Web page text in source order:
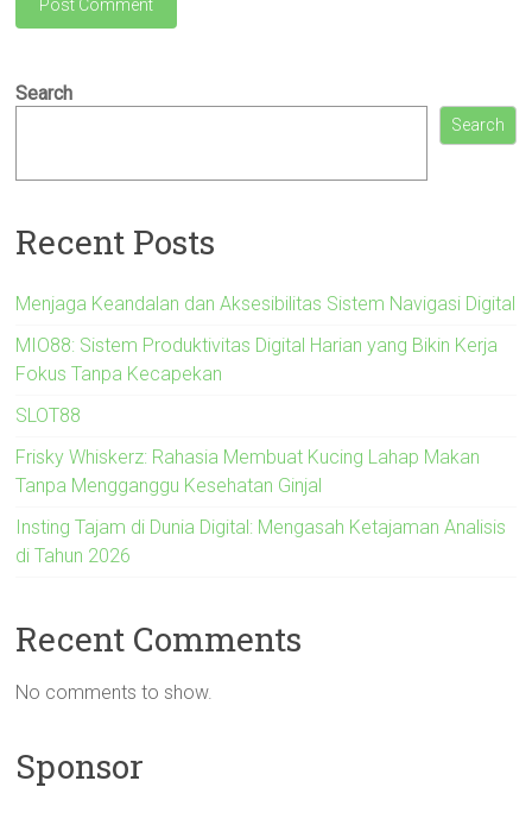
Search
Search
Recent Posts
Menjaga Keandalan dan Aksesibilitas Sistem Navigasi Digital
MIO88: Sistem Produktivitas Digital Harian yang Bikin Kerja
Fokus Tanpa Kecapekan
SLOT88
Frisky Whiskerz: Rahasia Membuat Kucing Lahap Makan
Tanpa Mengganggu Kesehatan Ginjal
Insting Tajam di Dunia Digital: Mengasah Ketajaman Analisis
di Tahun 2026
Recent Comments
No comments to show.
Sponsor